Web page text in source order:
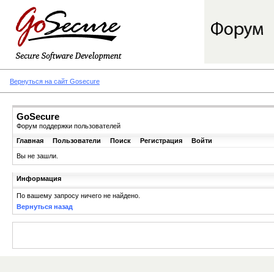
Вернуться на сайт Gosecure
GoSecure
Форум поддержки пользователей
Главная
Пользователи Поиск Регистрация Войти
Вы не зашли.
Информация
По вашему запросу ничего не найдено.
Вернуться назад